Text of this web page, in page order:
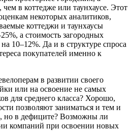
в коттедже или таунхаусе. Этот
некоторых аналитиков,
коттеджи и таунхаусы
а стоимость загородных
10–12%. Да и в структуре спроса
покупателей именно к
в развитии своего
или на освоение не самых
для среднего класса? Хорошо,
позволяют заниматься и тем и
но в дефиците? Возможны ли
компаний при освоении новых